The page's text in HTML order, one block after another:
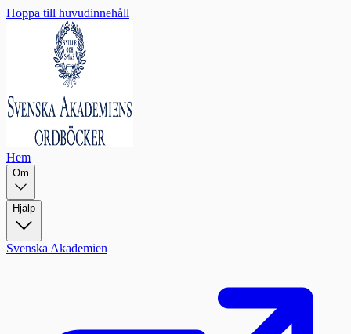
Hoppa till huvudinnehåll
Hem
Om
Hjälp
Svenska Akademien